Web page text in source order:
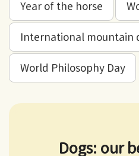
Year of the horse
International mountain
World Philosophy Day
Dogs: our